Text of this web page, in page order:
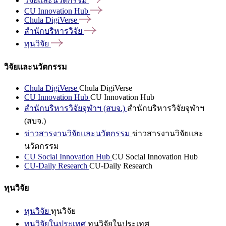
CU Innovation Hub
Chula DigiVerse
สำนักบริหารวิจัย
ทุนวิจัย
วิจัยและนวัตกรรม
Chula DigiVerse Chula DigiVerse
CU Innovation Hub CU Innovation Hub
สำนักบริหารวิจัยจุฬาฯ (สบจ.) สำนักบริหารวิจัยจุฬาฯ
(สบจ.)
ข่าวสารงานวิจัยและนวัตกรรม ข่าวสารงานวิจัยและ
นวัตกรรม
CU Social Innovation Hub CU Social Innovation Hub
CU-Daily Research CU-Daily Research
ทุนวิจัย
ทุนวิจัย ทุนวิจัย
ทุนวิจัยในประเทศ ทุนวิจัยในประเทศ